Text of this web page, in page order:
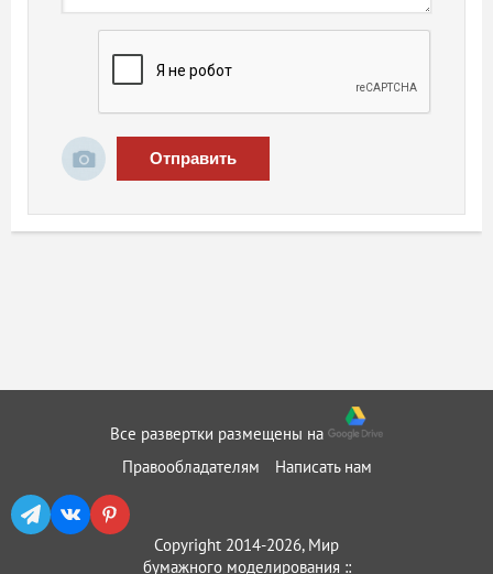
Отправить
Все развертки размещены на
Правообладателям
Написать нам
Copyright 2014-2026, Мир
бумажного моделирования ::